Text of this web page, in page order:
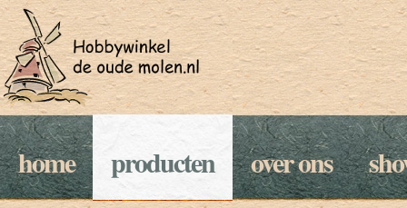
home producten over ons